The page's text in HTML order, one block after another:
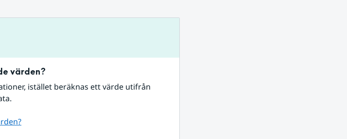
värden?
istället beräknas ett värde utifrån